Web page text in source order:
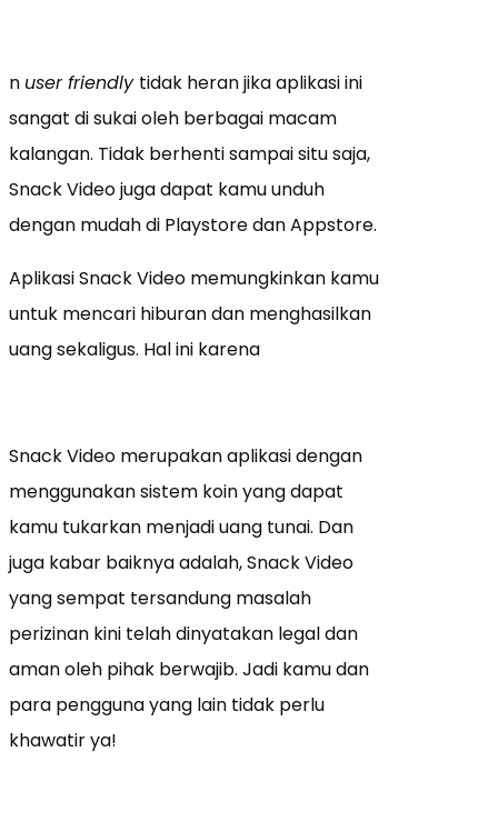
n user friendly tidak heran jika aplikasi ini
sangat di sukai oleh berbagai macam
kalangan. Tidak berhenti sampai situ saja,
Snack Video juga dapat kamu unduh
dengan mudah di Playstore dan Appstore.
Aplikasi Snack Video memungkinkan kamu
untuk mencari hiburan dan menghasilkan
uang sekaligus. Hal ini karena
Snack Video merupakan aplikasi dengan
menggunakan sistem koin yang dapat
kamu tukarkan menjadi uang tunai. Dan
juga kabar baiknya adalah, Snack Video
yang sempat tersandung masalah
perizinan kini telah dinyatakan legal dan
aman oleh pihak berwajib. Jadi kamu dan
para pengguna yang lain tidak perlu
khawatir ya!